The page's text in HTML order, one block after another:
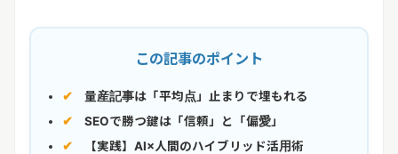
この記事のポイント
量産記事は「平均点」止まりで埋もれる
SEOで勝つ鍵は「信頼」と「偏愛」
【実践】AI×人間のハイブリッド活用術